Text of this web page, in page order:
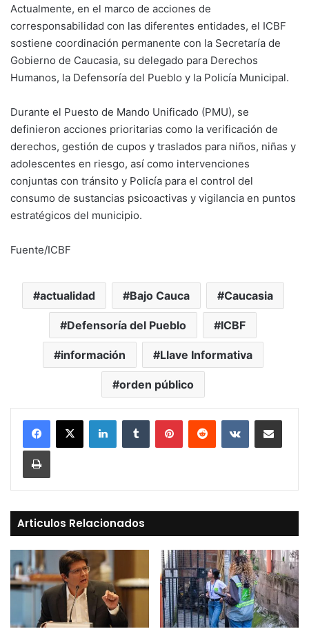
Actualmente, en el marco de acciones de
corresponsabilidad con las diferentes entidades, el ICBF
sostiene coordinación permanente con la Secretaría de
Gobierno de Caucasia, su delegado para Derechos
Humanos, la Defensoría del Pueblo y la Policía Municipal.
Durante el Puesto de Mando Unificado (PMU), se
definieron acciones prioritarias como la verificación de
derechos, gestión de cupos y traslados para niños, niñas y
adolescentes en riesgo, así como intervenciones
conjuntas con tránsito y Policía para el control del
consumo de sustancias psicoactivas y vigilancia en puntos
estratégicos del municipio.
Fuente/ICBF
actualidad Bajo Cauca Caucasia
Defensoría del Pueblo ICBF
información Llave Informativa
orden público
LinkedInTumblr PinterestReddit VKontakteCompartir vía Mail
Print
Articulos Relacionados